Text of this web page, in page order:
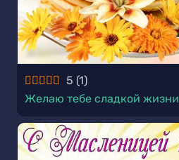
5 (1)
Желаю тебе сладкой жизни